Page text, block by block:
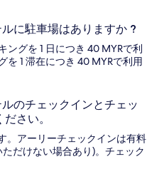
に駐車場はありますか ?
ングを 1 日につき 40 MYRで利
を 1 滞在につき 40 MYRで利用
のチェックインとチェッ
さい。
。アーリーチェックインは有料
だけない場合あり)。チェック